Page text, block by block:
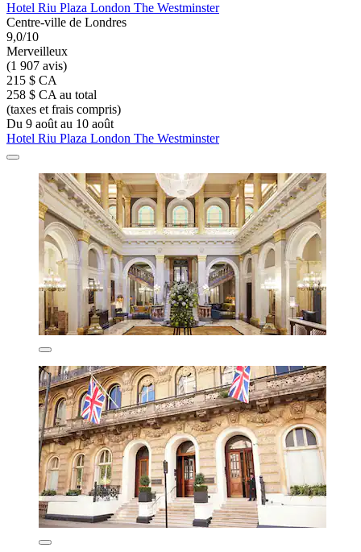
Hotel Riu Plaza London The Westminster
Centre-ville de Londres
9,0/10
Merveilleux
(1 907 avis)
215 $ CA
258 $ CA au total
(taxes et frais compris)
Du 9 août au 10 août
Hotel Riu Plaza London The Westminster